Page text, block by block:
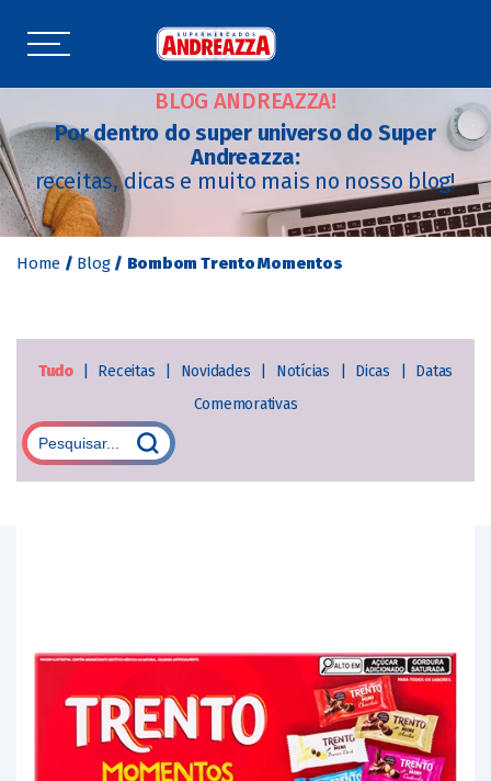
BLOG ANDREAZZA!
Por dentro do super universo do Super
Andreazza:
receitas, dicas e muito mais no nosso blog!
Home / Blog / Bombom Trento Momentos
Tudo Receitas Novidades Notícias Dicas
Datas
Comemorativas